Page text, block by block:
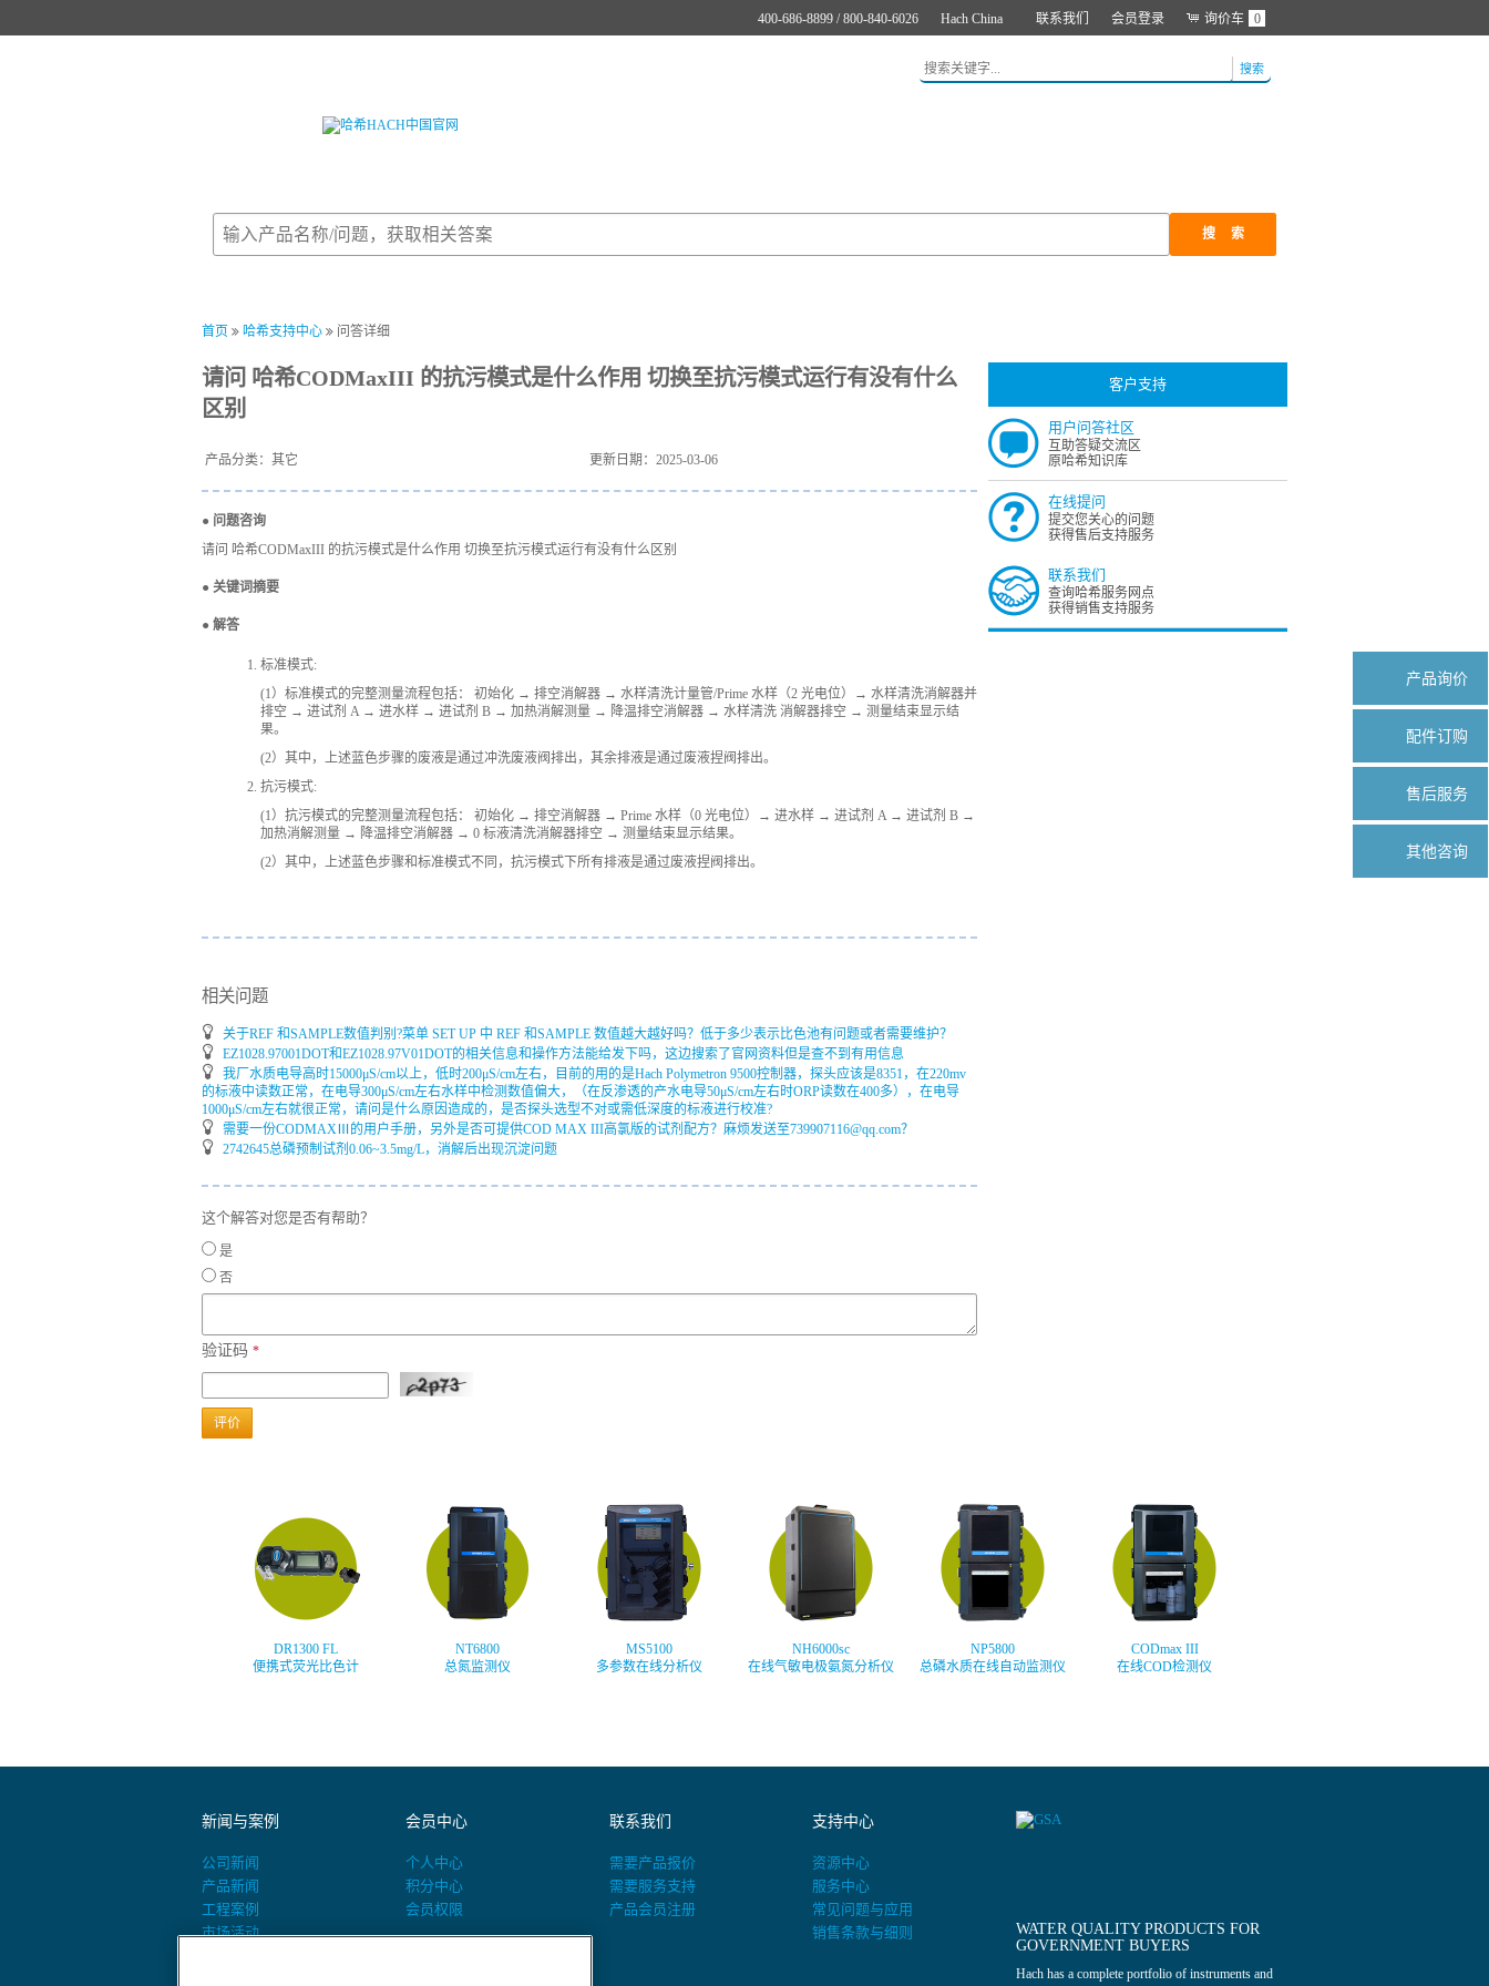
联系我们 会员登录 询价车 0
Hach China
400-686-8899 / 800-840-6026
搜索
搜索
首页 哈希支持中心 问答详细
请问 哈希CODMaxIII 的抗污模式是什么作用 切换至抗污模式运行有没有什么
区别
产品分类：其它 更新日期：2025-03-06
● 问题咨询
请问 哈希CODMaxIII 的抗污模式是什么作用 切换至抗污模式运行有没有什么区别
● 关键词摘要
● 解答
标准模式:
(1）标准模式的完整测量流程包括： 初始化 → 排空消解器 → 水样清洗计量管/Prime 水样（2 光电位）→ 水样清洗消解器并
排空 → 进试剂 A → 进水样 → 进试剂 B → 加热消解测量 → 降温排空消解器 → 水样清洗 消解器排空 → 测量结束显示结
果。
(2）其中，上述蓝色步骤的废液是通过冲洗废液阀排出，其余排液是通过废液捏阀排出。
抗污模式:
(1）抗污模式的完整测量流程包括： 初始化 → 排空消解器 → Prime 水样（0 光电位）→ 进水样 → 进试剂 A → 进试剂 B →
加热消解测量 → 降温排空消解器 → 0 标液清洗消解器排空 → 测量结束显示结果。
(2）其中，上述蓝色步骤和标准模式不同，抗污模式下所有排液是通过废液捏阀排出。
相关问题
关于REF 和SAMPLE数值判别?菜单 SET UP 中 REF 和SAMPLE 数值越大越好吗？低于多少表示比色池有问题或者需要维护？
EZ1028.97001DOT和EZ1028.97V01DOT的相关信息和操作方法能给发下吗，这边搜索了官网资料但是查不到有用信息
我厂水质电导高时15000μS/cm以上，低时200μS/cm左右，目前的用的是Hach Polymetron 9500控制器，探头应该是8351，在220mv
的标液中读数正常，在电导300μS/cm左右水样中检测数值偏大，（在反渗透的产水电导50μS/cm左右时ORP读数在400多），在电导
1000μS/cm左右就很正常，请问是什么原因造成的，是否探头选型不对或需低深度的标液进行校准?
需要一份CODMAXⅢ的用户手册，另外是否可提供COD MAX III高氯版的试剂配方？麻烦发送至739907116@qq.com？
2742645总磷预制试剂0.06~3.5mg/L，消解后出现沉淀问题
这个解答对您是否有帮助？
是
否
验证码 *
评价
客户支持
用户问答社区
互助答疑交流区
原哈希知识库
在线提问
提交您关心的问题
获得售后支持服务
联系我们
查询哈希服务网点
获得销售支持服务
DR1300 FL
便携式荧光比色计
NT6800
总氮监测仪
MS5100
多参数在线分析仪
NH6000sc
在线气敏电极氨氮分析仪
NP5800
总磷水质在线自动监测仪
CODmax III
在线COD检测仪
新闻与案例
公司新闻
产品新闻
工程案例
市场活动
会员中心
个人中心
积分中心
会员权限
联系我们
需要产品报价
需要服务支持
产品会员注册
支持中心
资源中心
服务中心
常见问题与应用
销售条款与细则
WATER QUALITY PRODUCTS FOR
GOVERNMENT BUYERS
Hach has a complete portfolio of instruments and
产品询价
配件订购
售后服务
其他咨询